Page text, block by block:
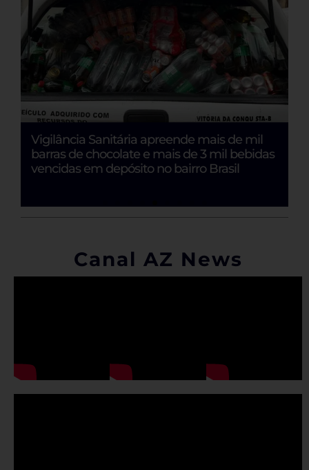
Vigilância Sanitária apreende mais de mil
barras de chocolate e mais de 3 mil bebidas
vencidas em depósito no bairro Brasil
Canal AZ News